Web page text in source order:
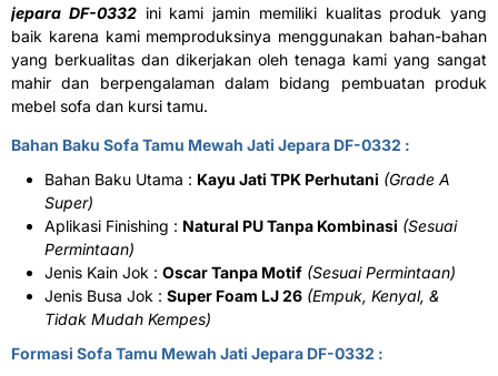
jepara DF-0332ini kami jamin memiliki kualitas produk yang
baik karena kami memproduksinya menggunakan bahan-bahan
yang berkualitas dan dikerjakan oleh tenaga kami yang sangat
mahir dan berpengalaman dalam bidang pembuatan produk
mebel sofa dan kursi tamu.
Bahan Baku Sofa Tamu Mewah Jati Jepara DF-0332 :
Bahan Baku Utama : Kayu Jati TPK Perhutani (Grade A
Super)
Aplikasi Finishing : Natural PU Tanpa Kombinasi (Sesuai
Permintaan)
Jenis Kain Jok : Oscar Tanpa Motif (Sesuai Permintaan)
Jenis Busa Jok : Super Foam LJ 26 (Empuk, Kenyal, &
Tidak Mudah Kempes)
Formasi Sofa Tamu Mewah Jati Jepara DF-0332 :